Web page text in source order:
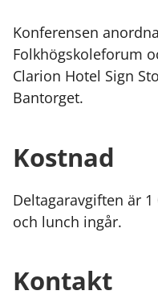
Konferensen
Folkhögskoleforum
Clarion Hotel Sign
Bantorget.
Kostnad
Deltagaravgiften är
och lunch ingår.
Kontakt